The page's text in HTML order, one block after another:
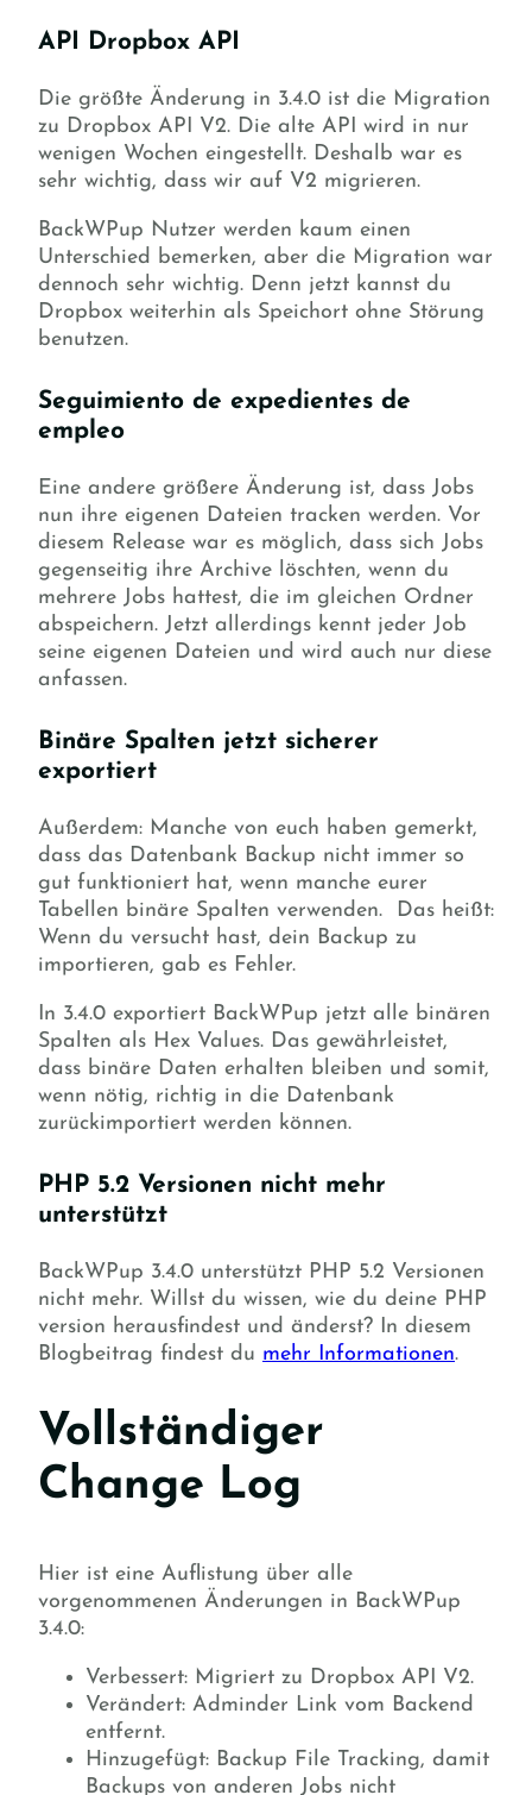
API Dropbox API
Die größte Änderung in 3.4.0 ist die Migration
zu Dropbox API V2. Die alte API wird in nur
wenigen Wochen eingestellt. Deshalb war es
sehr wichtig, dass wir auf V2 migrieren.
BackWPup Nutzer werden kaum einen
Unterschied bemerken, aber die Migration war
dennoch sehr wichtig. Denn jetzt kannst du
Dropbox weiterhin als Speichort ohne Störung
benutzen.
Seguimiento de expedientes de
empleo
Eine andere größere Änderung ist, dass Jobs
nun ihre eigenen Dateien tracken werden. Vor
diesem Release war es möglich, dass sich Jobs
gegenseitig ihre Archive löschten, wenn du
mehrere Jobs hattest, die im gleichen Ordner
abspeichern. Jetzt allerdings kennt jeder Job
seine eigenen Dateien und wird auch nur diese
anfassen.
Binäre Spalten jetzt sicherer
exportiert
Außerdem: Manche von euch haben gemerkt,
dass das Datenbank Backup nicht immer so
gut funktioniert hat, wenn manche eurer
Tabellen binäre Spalten verwenden. Das heißt:
Wenn du versucht hast, dein Backup zu
importieren, gab es Fehler.
In 3.4.0 exportiert BackWPup jetzt alle binären
Spalten als Hex Values. Das gewährleistet,
dass binäre Daten erhalten bleiben und somit,
wenn nötig, richtig in die Datenbank
zurückimportiert werden können.
PHP 5.2 Versionen nicht mehr
unterstützt
BackWPup 3.4.0 unterstützt PHP 5.2 Versionen
nicht mehr. Willst du wissen, wie du deine PHP
version herausfindest und änderst? In diesem
Blogbeitrag findest du mehr Informationen.
Vollständiger
Change Log
Hier ist eine Auflistung über alle
vorgenommenen Änderungen in BackWPup
3.4.0:
Verbessert: Migriert zu Dropbox API V2.
Verändert: Adminder Link vom Backend
entfernt.
Hinzugefügt: Backup File Tracking, damit
Backups von anderen Jobs nicht